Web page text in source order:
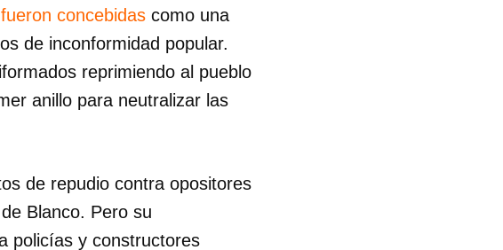
concebidas como una
de inconformidad popular.
reprimiendo al pueblo
anillo para neutralizar las
de repudio contra opositores
Blanco. Pero su
policías y constructores